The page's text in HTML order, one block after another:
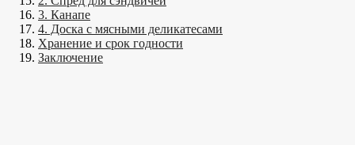
3. Канапе
4. Доска с мясными деликатесами
Хранение и срок годности
Заключение